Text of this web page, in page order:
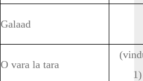
Galaad
O vara la tara